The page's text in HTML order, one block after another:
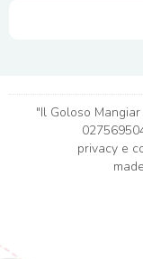
"Il Goloso
privacy e